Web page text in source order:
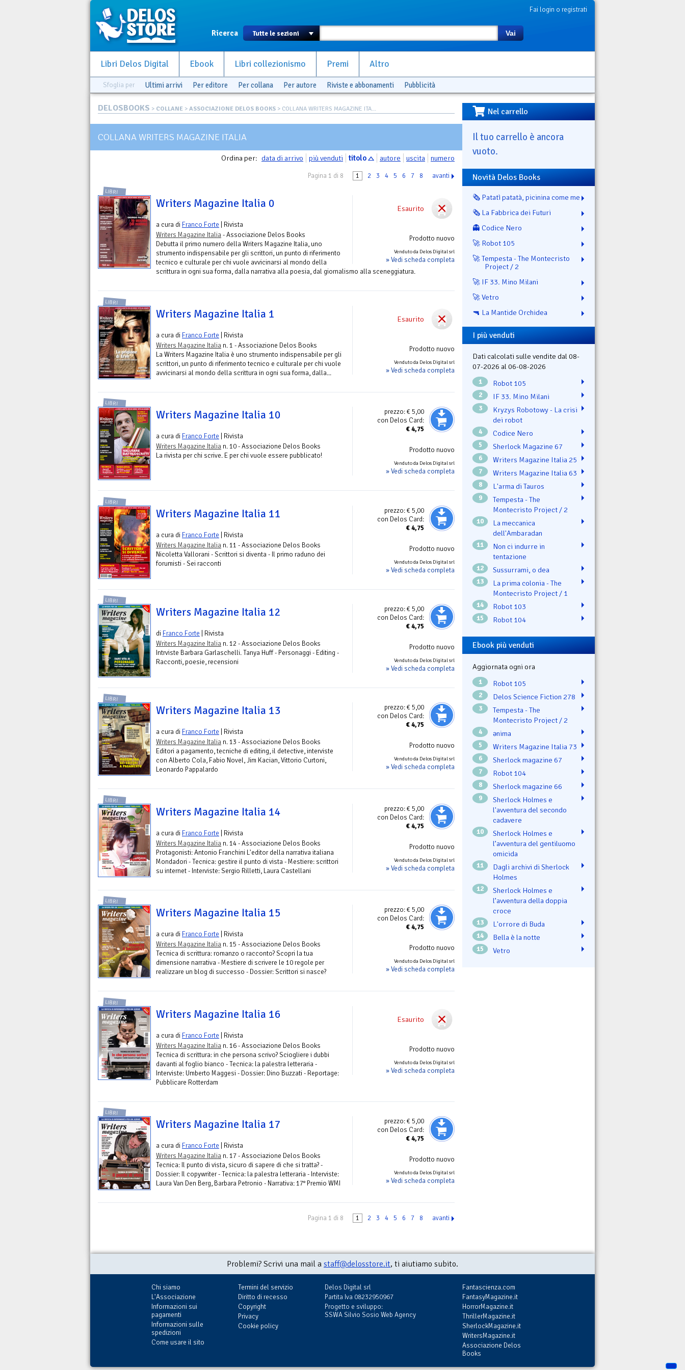
Fai login o registrati
Ricerca Vai
Libri Delos Digital Ebook Libri collezionismo Premi Altro
Sfoglia per Ultimi arrivi Per editore Per collana Per autore Riviste e abbonamenti Pubblicità
DELOSBOOKS > COLLANE > ASSOCIAZIONE DELOS BOOKS > COLLANA WRITERS MAGAZINE ITA...
COLLANA WRITERS MAGAZINE ITALIA
Ordina per: data di arrivo più venduti titolo autore uscita numero
Pagina 1 di 8 1 2 3 4 5 6 7 8 avanti
Esaurito
Prodotto nuovo
Venduto da Delos Digital srl
» Vedi scheda completa
LIBRI
Writers Magazine Italia 0
a cura di Franco Forte | Rivista
Writers Magazine Italia- Associazione Delos Books
Debutta il primo numero della Writers Magazine Italia, uno
strumento indispensabile per gli scrittori, un punto di riferimento
tecnico e culturale per chi vuole avvicinarsi al mondo della
scrittura in ogni sua forma, dalla narrativa alla poesia, dal giornalismo alla sceneggiatura.
Esaurito
Prodotto nuovo
Venduto da Delos Digital srl
» Vedi scheda completa
LIBRI
Writers Magazine Italia 1
a cura di Franco Forte | Rivista
Writers Magazine Italia n. 1 - Associazione Delos Books
La Writers Magazine Italia è uno strumento indispensabile per gli
scrittori, un punto di riferimento tecnico e culturale per chi vuole
avvicinarsi al mondo della scrittura in ogni sua forma, dalla...
prezzo:€ 5,00
con Delos Card:
€4,75
Prodotto nuovo
Venduto da Delos Digital srl
» Vedi scheda completa
LIBRI
Writers Magazine Italia 10
a cura di Franco Forte | Rivista
Writers Magazine Italia n. 10 - Associazione Delos Books
La rivista per chi scrive. E per chi vuole essere pubblicato!
prezzo:€ 5,00
con Delos Card:
€4,75
Prodotto nuovo
Venduto da Delos Digital srl
» Vedi scheda completa
LIBRI
Writers Magazine Italia 11
a cura di Franco Forte | Rivista
Writers Magazine Italia n. 11 - Associazione Delos Books
Nicoletta Vallorani - Scrittori si diventa - Il primo raduno dei
forumisti - Sei racconti
prezzo:€ 5,00
con Delos Card:
€4,75
Prodotto nuovo
Venduto da Delos Digital srl
» Vedi scheda completa
LIBRI
Writers Magazine Italia 12
di Franco Forte | Rivista
Writers Magazine Italia n. 12 - Associazione Delos Books
Intrviste Barbara Garlaschelli. Tanya Huff - Personaggi - Editing -
Racconti, poesie, recensioni
prezzo:€ 5,00
con Delos Card:
€4,75
Prodotto nuovo
Venduto da Delos Digital srl
» Vedi scheda completa
LIBRI
Writers Magazine Italia 13
a cura di Franco Forte | Rivista
Writers Magazine Italia n. 13 - Associazione Delos Books
Editori a pagamento, tecniche di editing, il detective, interviste
con Alberto Cola, Fabio Novel, Jim Kacian, Vittorio Curtoni,
Leonardo Pappalardo
prezzo:€ 5,00
con Delos Card:
€4,75
Prodotto nuovo
Venduto da Delos Digital srl
» Vedi scheda completa
LIBRI
Writers Magazine Italia 14
a cura di Franco Forte | Rivista
Writers Magazine Italia n. 14 - Associazione Delos Books
Protagonisti: Antonio Franchini L'editor della narrativa italiana
Mondadori - Tecnica: gestire il punto di vista - Mestiere: scrittori
su internet - Interviste: Sergio Rilletti, Laura Castellani
prezzo:€ 5,00
con Delos Card:
€4,75
Prodotto nuovo
Venduto da Delos Digital srl
» Vedi scheda completa
LIBRI
Writers Magazine Italia 15
a cura di Franco Forte | Rivista
Writers Magazine Italia n. 15 - Associazione Delos Books
Tecnica di scrittura: romanzo o racconto? Scopri la tua
dimensione narrativa - Mestiere di scrivere le 10 regole per
realizzare un blog di successo - Dossier: Scrittori si nasce?
Esaurito
Prodotto nuovo
Venduto da Delos Digital srl
» Vedi scheda completa
LIBRI
Writers Magazine Italia 16
a cura di Franco Forte | Rivista
Writers Magazine Italia n. 16 - Associazione Delos Books
Tecnica di scrittura: in che persona scrivo? Sciogliere i dubbi
davanti al foglio bianco - Tecnica: la palestra letteraria -
Interviste: Umberto Maggesi - Dossier: Dino Buzzati - Reportage:
Pubblicare Rotterdam
prezzo:€ 5,00
con Delos Card:
€4,75
Prodotto nuovo
Venduto da Delos Digital srl
» Vedi scheda completa
LIBRI
Writers Magazine Italia 17
a cura di Franco Forte | Rivista
Writers Magazine Italia n. 17 - Associazione Delos Books
Tecnica: Il punto di vista, sicuro di sapere di che si tratta? -
Dossier: Il copywriter - Tecnica: la palestra letteraria - Interviste:
Laura Van Den Berg, Barbara Petronio - Narrativa: 17° Premio WMI
Pagina 1 di 8 1 2 3 4 5 6 7 8 avanti
Nel carrello
Il tuo carrello è ancora
vuoto.
Novità Delos Books
🗞️ Patatì patatà, picinina come me
🗞️ La Fabbrica dei Futuri
👻 Codice Nero
🚀 Robot 105
🚀 Tempesta - The Montecristo
Project / 2
🚀 IF 33. Mino Milani
🚀 Vetro
🔫 La Mantide Orchidea
I più venduti
Dati calcolati sulle vendite dal 08-
07-2026 al 06-08-2026
1 Robot 105
2 IF 33. Mino Milani
3
Kryzys Robotowy - La crisi
dei robot
4 Codice Nero
5 Sherlock Magazine 67
6 Writers Magazine Italia 25
7 Writers Magazine Italia 63
8 L'arma di Tauros
9
Tempesta - The
Montecristo Project / 2
10
La meccanica
dell'Ambaradan
11
Non ci indurre in
tentazione
12 Sussurrami, o dea
13
La prima colonia - The
Montecristo Project / 1
14 Robot 103
15 Robot 104
Ebook più venduti
Aggiornata ogni ora
1 Robot 105
2 Delos Science Fiction 278
3
Tempesta - The
Montecristo Project / 2
4 ənima
5 Writers Magazine Italia 73
6 Sherlock magazine 67
7 Robot 104
8 Sherlock magazine 66
9
Sherlock Holmes e
l'avventura del secondo
cadavere
10
Sherlock Holmes e
l’avventura del gentiluomo
omicida
11
Dagli archivi di Sherlock
Holmes
12
Sherlock Holmes e
l’avventura della doppia
croce
13 L'orrore di Buda
14 Bella è la notte
15 Vetro
Problemi? Scrivi una mail a staff@delosstore.it, ti aiutiamo subito.
Chi siamo
L'Associazione
Informazioni sui
pagamenti
Informazioni sulle
spedizioni
Come usare il sito
Termini del servizio
Diritto di recesso
Copyright
Privacy
Cookie policy
Delos Digital srl
Partita Iva 08232950967
Progetto e sviluppo:
SSWA Silvio Sosio Web Agency
Fantascienza.com
FantasyMagazine.it
HorrorMagazine.it
ThrillerMagazine.it
SherlockMagazine.it
WritersMagazine.it
Associazione Delos
Books